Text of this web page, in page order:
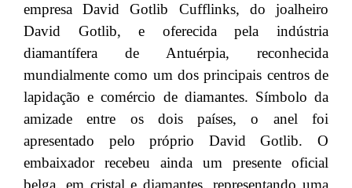
empresa David Gotlib Cufflinks, do joalheiro
David Gotlib, e oferecida pela indústria
diamantífera de Antuérpia, reconhecida
mundialmente como um dos principais centros de
lapidação e comércio de diamantes. Símbolo da
amizade entre os dois países, o anel foi
apresentado pelo próprio David Gotlib. O
embaixador recebeu ainda um presente oficial
belga, em cristal e diamantes, representando uma